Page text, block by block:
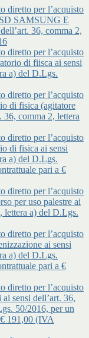
diretto per l’acquisto
SAMSUNG E
36, comma 2,
diretto per l’acquisto
di fiisca ai sensi
a) del D.Lgs.
diretto per l’acquisto
di fisica (agitatore
36, comma 2, lettera
diretto per l’acquisto
di fisica ai sensi
a) del D.Lgs.
pari a €
diretto per l’acquisto
per uso palestre ai
lettera a) del D.Lgs.
diretto per l’acquisto
ai sensi
a) del D.Lgs.
pari a €
diretto per l’acquisto
sensi dell’art. 36,
50/2016, per un
191,00 (IVA